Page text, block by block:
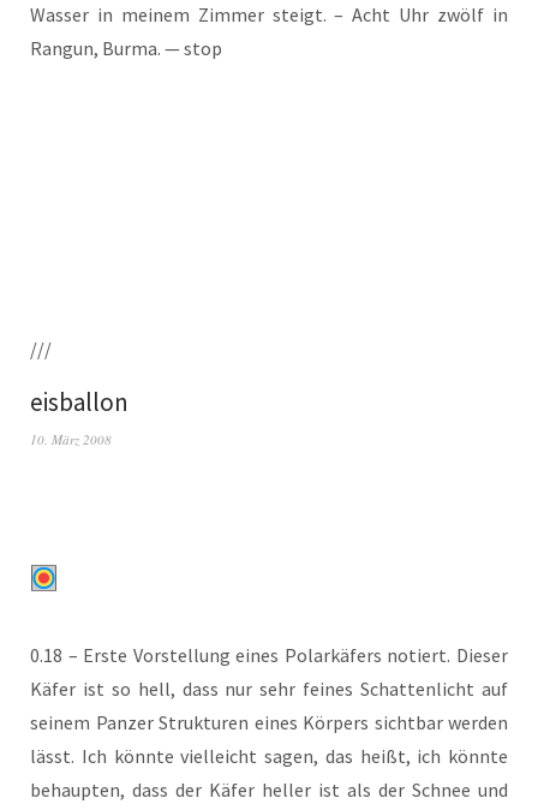
Was­ser in mei­nem Zim­mer steigt. – Acht Uhr zwölf in
Ran­gun, Bur­ma. — stop
///
eisballon
10. März 2008
0.18 – Ers­te Vor­stel­lung eines Polar­kä­fers notiert. Die­ser
Käfer ist so hell, dass nur sehr fei­nes Schat­ten­licht auf
sei­nem Pan­zer Struk­tu­ren eines Kör­pers sicht­bar wer­den
lässt. Ich könn­te viel­leicht sagen, das heißt, ich könn­te
behaup­ten, dass der Käfer hel­ler ist als der Schnee und